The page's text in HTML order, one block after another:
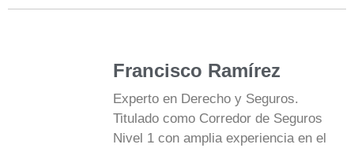
Francisco Ramírez
Experto en Derecho y Seguros.
Titulado como Corredor de Seguros
Nivel 1 con amplia experiencia en el